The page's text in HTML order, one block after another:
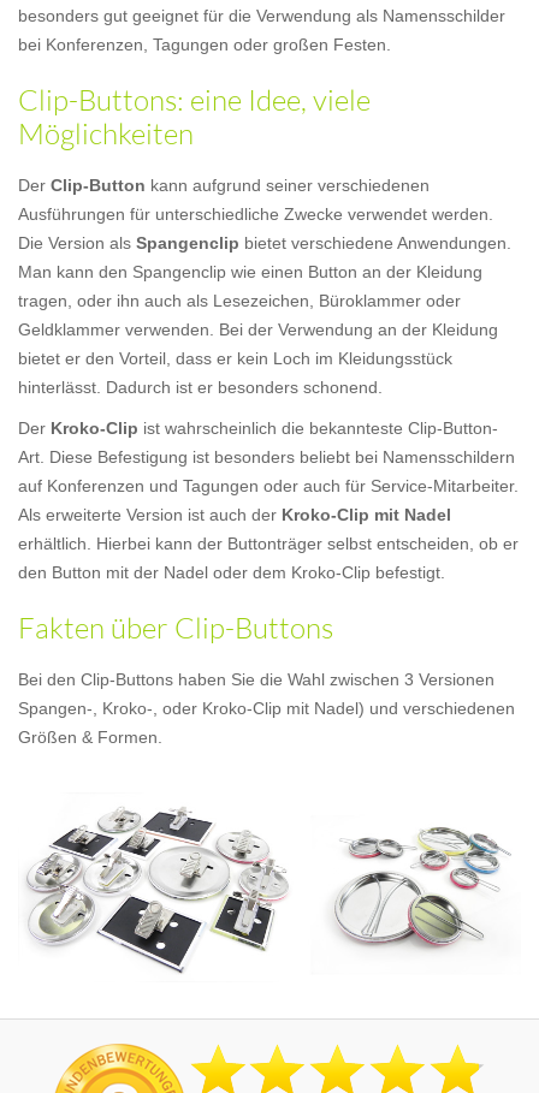
besonders gut geeignet für die Verwendung als Namensschilder
bei Konferenzen, Tagungen oder großen Festen.
Clip-Buttons: eine Idee, viele
Möglichkeiten
Der Clip-Button kann aufgrund seiner verschiedenen
Ausführungen für unterschiedliche Zwecke verwendet werden.
Die Version als Spangenclip bietet verschiedene Anwendungen.
Man kann den Spangenclip wie einen Button an der Kleidung
tragen, oder ihn auch als Lesezeichen, Büroklammer oder
Geldklammer verwenden. Bei der Verwendung an der Kleidung
bietet er den Vorteil, dass er kein Loch im Kleidungsstück
hinterlässt. Dadurch ist er besonders schonend.
Der Kroko-Clip ist wahrscheinlich die bekannteste Clip-Button-
Art. Diese Befestigung ist besonders beliebt bei Namensschildern
auf Konferenzen und Tagungen oder auch für Service-Mitarbeiter.
Als erweiterte Version ist auch der Kroko-Clip mit Nadel
erhältlich. Hierbei kann der Buttonträger selbst entscheiden, ob er
den Button mit der Nadel oder dem Kroko-Clip befestigt.
Fakten über Clip-Buttons
Bei den Clip-Buttons haben Sie die Wahl zwischen 3 Versionen
Spangen-, Kroko-, oder Kroko-Clip mit Nadel) und verschiedenen
Größen & Formen.